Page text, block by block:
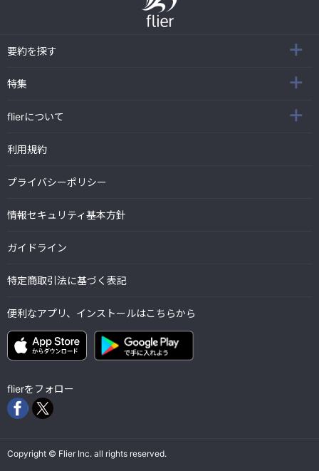
要約を探す
特集
flierについて
利用規約
プライバシーポリシー
情報セキュリティ基本方針
ガイドライン
特定商取引法に基づく表記
便利なアプリ、インストールはこちらから
flierをフォロー
Copyright © Flier Inc. all rights reserved.